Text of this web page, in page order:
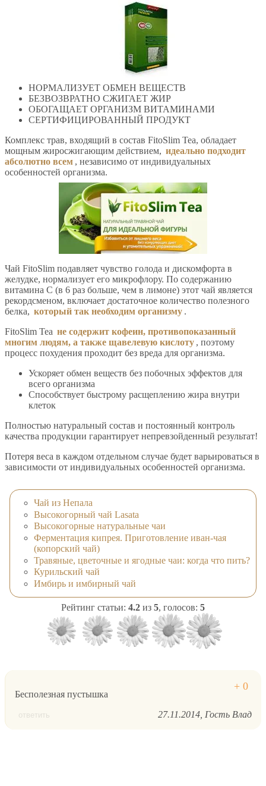
НОРМАЛИЗУЕТ ОБМЕН ВЕЩЕСТВ
БЕЗВОЗВРАТНО СЖИГАЕТ ЖИР
ОБОГАЩАЕТ ОРГАНИЗМ ВИТАМИНАМИ
СЕРТИФИЦИРОВАННЫЙ ПРОДУКТ
Комплекс трав, входящий в состав FitoSlim Tea, обладает
мощным жиросжигающим действием, идеально подходит
абсолютно всем , независимо от индивидуальных
особенностей организма.
Чай FitoSlim подавляет чувство голода и дискомфорта в
желудке, нормализует его микрофлору. По содержанию
витамина С (в 6 раз больше, чем в лимоне) этот чай является
рекордсменом, включает достаточное количество полезного
белка, который так необходим организму .
FitoSlim Tea не содержит кофеин, противопоказанный
многим людям, а также щавелевую кислоту , поэтому
процесс похудения проходит без вреда для организма.
Ускоряет обмен веществ без побочных эффектов для
всего организма
Способствует быстрому расщеплению жира внутри
клеток
Полностью натуральный состав и постоянный контроль
качества продукции гарантирует непревзойденный результат!
Потеря веса в каждом отдельном случае будет варьироваться в
зависимости от индивидуальных особенностей организма.
Чай из Непала
Высокогорный чай Lasata
Высокогорные натуральные чаи
Ферментация кипрея. Приготовление иван-чая
(копорский чай)
Травяные, цветочные и ягодные чаи: когда что пить?
Курильский чай
Имбирь и имбирный чай
Рейтинг статьи: 4.2 из 5, голосов: 5
Бесполезная пустышка
ответить 27.11.2014 Гость Влад